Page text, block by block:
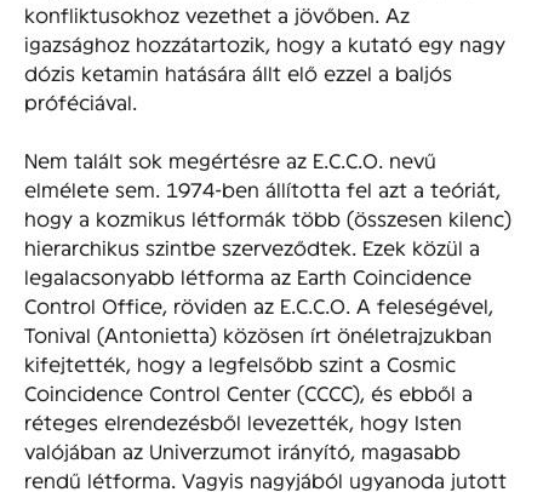
konfliktusokhoz vezethet a jövőben. Az
igazsághoz hozzátartozik, hogy a kutató egy nagy
dózis ketamin hatására állt elő ezzel a baljós
próféciával.
Nem talált sok megértésre az E.C.C.O. nevű
elmélete sem. 1974-ben állította fel azt a teóriát,
hogy a kozmikus létformák több (összesen kilenc)
hierarchikus szintbe szerveződtek. Ezek közül a
legalacsonyabb létforma az Earth Coincidence
Control Office, röviden az E.C.C.O. A feleségével,
Tonival (Antonietta) közösen írt önéletrajzukban
kifejtették, hogy a legfelsőbb szint a Cosmic
Coincidence Control Center (CCCC), és ebből a
réteges elrendezésből levezették, hogy Isten
valójában az Univerzumot irányító, magasabb
rendű létforma. Vagyis nagyjából ugyanoda jutott